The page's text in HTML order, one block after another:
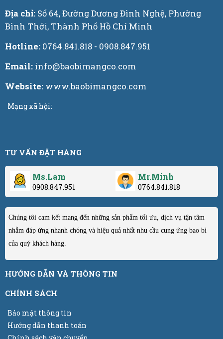
Địa chỉ: Số 64, Đường Dương Đình Nghệ, Phường
Bình Thới, Thành Phố Hồ Chí Minh
Hotline: 0764.841.818 - 0908.847.951
Email: info@baobimangco.com
Website: www.baobimangco.com
Mạng xã hội:
TƯ VẤN ĐẶT HÀNG
Ms.Lam
0908.847.951
Mr.Minh
0764.841.818
Chúng tôi cam kết mang đến những sản phẩm tối ưu, dịch vụ tận tâm
nhằm đáp ứng nhanh chóng và hiệu quả nhất nhu cầu cung ứng bao bì
của quý khách hàng.
HƯỚNG DẪN VÀ THÔNG TIN
CHÍNH SÁCH
Bảo mật thông tin
Hướng dẫn thanh toán